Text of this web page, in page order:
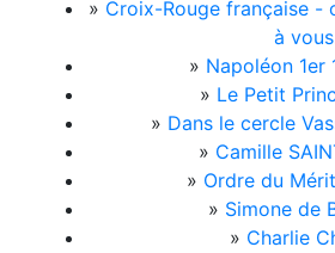
» Croix-Rouge française -
à
» Napoléon 1er
» Le Petit
» Dans le cercle
» Camille
» Ordre du
» Simone de
» Charlie